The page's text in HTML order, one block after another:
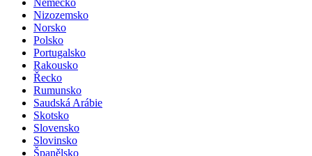
Nizozemsko
Norsko
Polsko
Portugalsko
Rakousko
Řecko
Rumunsko
Saudská Arábie
Skotsko
Slovensko
Slovinsko
Španělsko